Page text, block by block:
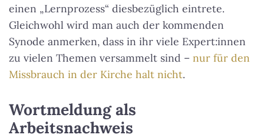
einen „Lernprozess“ diesbezüglich eintrete.
Gleichwohl wird man auch der kommenden
Synode anmerken, dass in ihr viele Expert:innen
zu vielen Themen versammelt sind – nur für den
Missbrauch in der Kirche halt nicht.
Wortmeldung als
Arbeitsnachweis